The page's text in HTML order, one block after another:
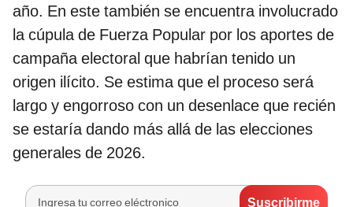
año. En este también se encuentra involucrado
la cúpula de Fuerza Popular por los aportes de
campaña electoral que habrían tenido un
origen ilícito. Se estima que el proceso será
largo y engorroso con un desenlace que recién
se estaría dando más allá de las elecciones
generales de 2026.